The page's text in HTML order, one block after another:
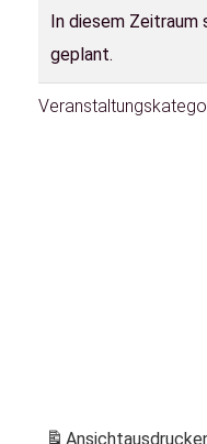
In diesem Zeitraum
geplant.
Ansicht